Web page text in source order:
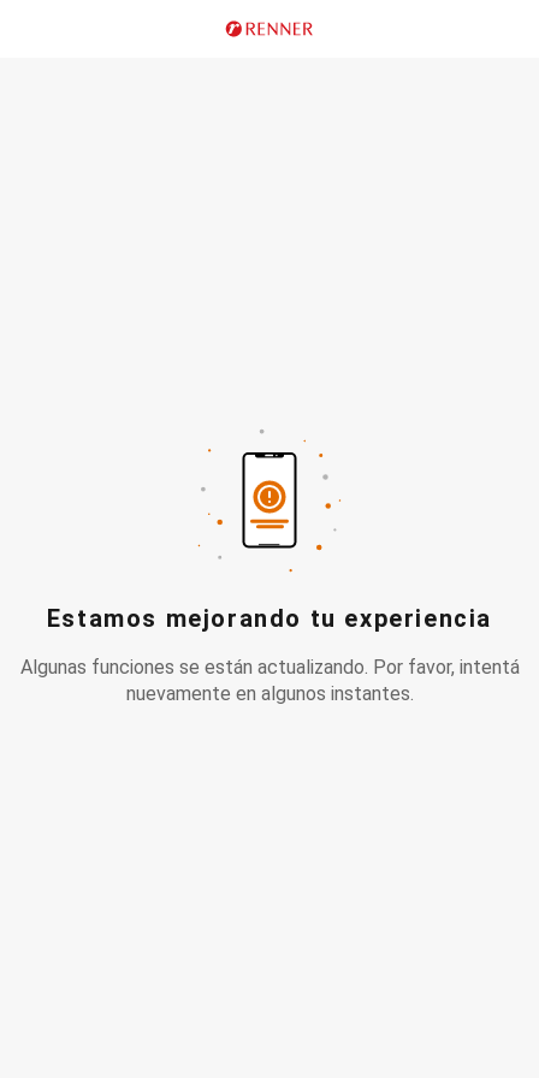
Estamos mejorando tu experiencia
Algunas funciones se están actualizando. Por favor, intentá
nuevamente en algunos instantes.